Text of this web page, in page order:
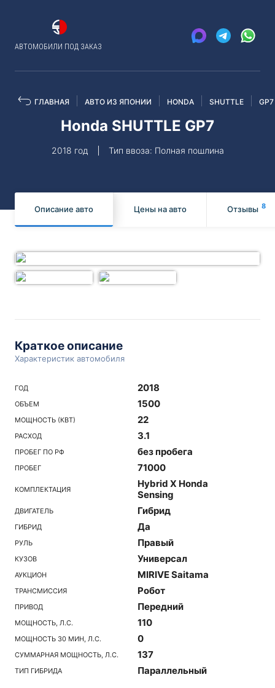
АВТОМОБИЛИ ПОД ЗАКАЗ
ГЛАВНАЯ АВТО ИЗ ЯПОНИИ HONDA SHUTTLE GP7
Honda SHUTTLE GP7
2018 год Тип ввоза: Полная пошлина
Описание авто Цены на авто Отзывы 8
Краткое описание
Характеристик автомобиля
ГОД 2018
ОБЪЕМ 1500
МОЩНОСТЬ (КВТ) 22
РАСХОД 3.1
ПРОБЕГ ПО РФ без пробега
ПРОБЕГ 71000
КОМПЛЕКТАЦИЯ
Hybrid X Honda
Sensing
ДВИГАТЕЛЬ Гибрид
ГИБРИД Да
РУЛЬ Правый
КУЗОВ Универсал
АУКЦИОН MIRIVE Saitama
ТРАНСМИССИЯ Робот
ПРИВОД Передний
МОЩНОСТЬ, Л.С. 110
МОЩНОСТЬ 30 МИН, Л.С. 0
СУММАРНАЯ МОЩНОСТЬ, Л.С. 137
ТИП ГИБРИДА Параллельный